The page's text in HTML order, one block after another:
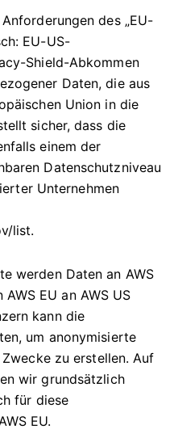
des „EU-
EU-US-
Shield-Abkommen
Daten, die aus
Union in die
sicher, dass die
einem der
Datenschutzniveau
Unternehmen
list.
werden Daten an AWS
EU an AWS US
kann die
um anonymisierte
zu erstellen. Auf
wir grundsätzlich
für diese
EU.